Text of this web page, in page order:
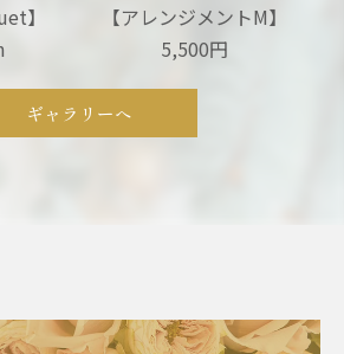
M】
【アレンジメント】5,500
円
ギャラリーへ